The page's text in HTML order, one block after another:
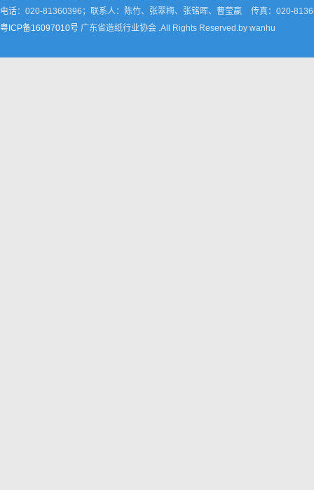
电话：020-81360396；联系人：陈竹、张翠梅、张铭晖、曹莹嬴
传真：020-
粤ICP备16097010号 广东省造纸行业协会 .All Rights Reserved.by wanhu